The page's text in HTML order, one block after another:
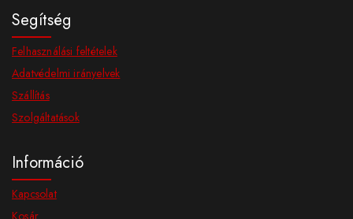
Segítség
Felhasználási feltételek
Adatvédelmi irányelvek
Szállítás
Szolgáltatások
Információ
Kapcsolat